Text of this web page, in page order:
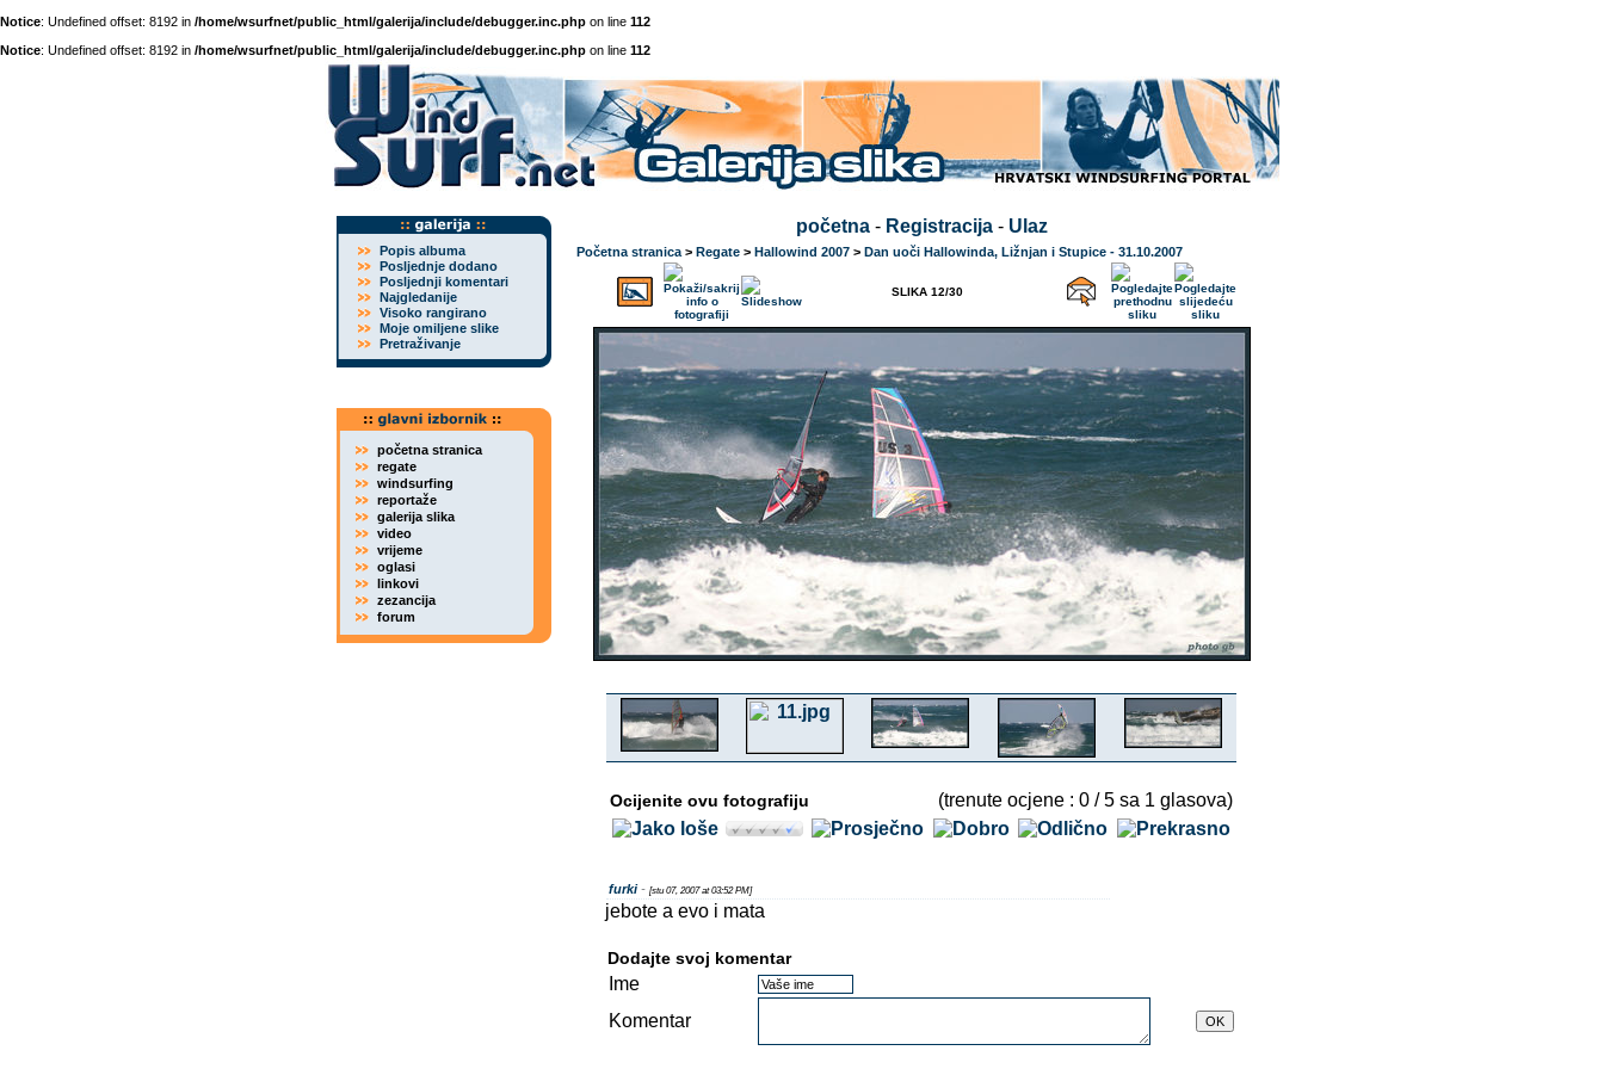
Notice: Undefined offset: 8192 in /home/wsurfnet/public_html/galerija/include/debugger.inc.php on line 112
Notice: Undefined offset: 8192 in /home/wsurfnet/public_html/galerija/include/debugger.inc.php on line 112
Popis albuma
Posljednje dodano
Posljednji komentari
Najgledanije
Visoko rangirano
Moje omiljene slike
Pretraživanje
početna stranica
regate
windsurfing
reportaže
galerija slika
video
vrijeme
oglasi
linkovi
zezancija
forum
početna- Registracija- Ulaz
Početna stranica > Regate > Hallowind 2007 > Dan uoči Hallowinda, Ližnjan i Stupice - 31.10.2007
SLIKA 12/30
Ocijenite ovu fotografiju (trenute ocjene : 0 / 5 sa 1 glasova)
furki- [stu 07, 2007 at 03:52 PM]
jebote a evo i mata
Dodajte svoj komentar
Ime
Komentar